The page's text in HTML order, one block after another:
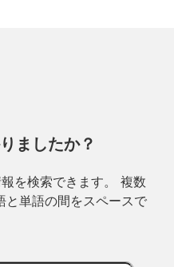
ましたか？
を検索できます。 複数
と単語の間をスペースで